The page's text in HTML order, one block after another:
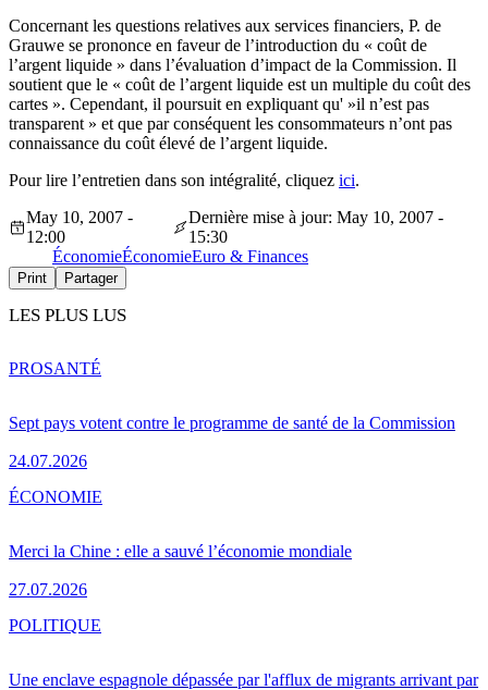
Concernant les questions relatives aux services financiers, P. de
Grauwe se prononce en faveur de l’introduction du « coût de
l’argent liquide » dans l’évaluation d’impact de la Commission. Il
soutient que le « coût de l’argent liquide est un multiple du coût des
cartes ». Cependant, il poursuit en expliquant qu' »il n’est pas
transparent » et que par conséquent les consommateurs n’ont pas
connaissance du coût élevé de l’argent liquide.
Pour lire l’entretien dans son intégralité, cliquez ici.
May 10, 2007 -
12:00
Dernière mise à jour: May 10, 2007 -
15:30
ÉconomieÉconomieEuro & Finances
Print Partager
LES PLUS LUS
Sept pays votent contre le programme de santé de la Commission
24.07.2026
PROSANTÉ
Merci la Chine : elle a sauvé l’économie mondiale
27.07.2026
ÉCONOMIE
Une enclave espagnole dépassée par l'afflux de migrants arrivant par
POLITIQUE